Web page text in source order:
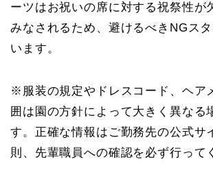
ーツはお祝いの席に対する祝祭性が
みなされるため、避けるべきNGス
います。
※服装の規定やドレスコード、ヘア
囲は園の方針によって大きく異なる
す。正確な情報はご勤務先の公式サ
則、先輩職員への確認を必ず行って